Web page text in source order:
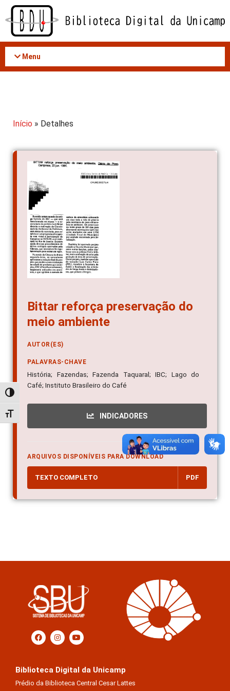
Acessar
conteúdo
Alternar alto contraste
Alternar tamanho da fonte
Menu
Início » Detalhes
Bittar reforça preservação do
meio ambiente
AUTOR(ES)
PALAVRAS-CHAVE
História; Fazendas; Fazenda Taquaral; IBC; Lago do
Café; Instituto Brasileiro do Café
INDICADORES
ARQUIVOS DISPONÍVEIS PARA DOWNLOAD
TEXTO COMPLETO PDF
Biblioteca Digital da Unicamp
Prédio da Biblioteca Central Cesar Lattes